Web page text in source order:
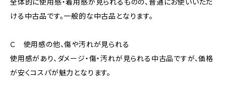
全体的に使用感・着用感が見られるものの、普通にお使いいただ
ける中古品です。一般的な中古品となります。
Ｃ 使用感の他、傷や汚れが見られる
使用感があり、ダメージ・傷・汚れが見られる中古品ですが、価格
が安くコスパが魅力となります。